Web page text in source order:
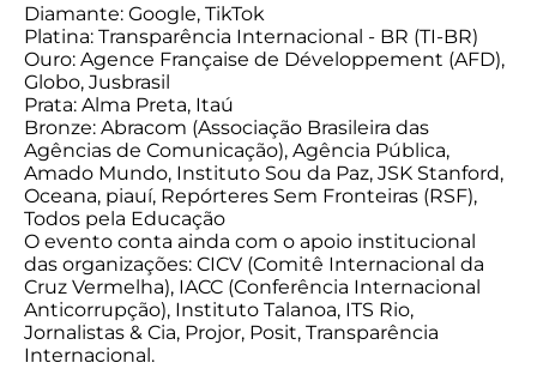
Diamante: Google, TikTok
Platina: Transparência Internacional - BR (TI-BR)
Ouro: Agence Française de Développement (AFD),
Globo, Jusbrasil
Prata: Alma Preta, Itaú
Bronze: Abracom (Associação Brasileira das
Agências de Comunicação), Agência Pública,
Amado Mundo, Instituto Sou da Paz, JSK Stanford,
Oceana, piauí, Repórteres Sem Fronteiras (RSF),
Todos pela Educação
O evento conta ainda com o apoio institucional
das organizações: CICV (Comitê Internacional da
Cruz Vermelha), IACC (Conferência Internacional
Anticorrupção), Instituto Talanoa, ITS Rio,
Jornalistas & Cia, Projor, Posit, Transparência
Internacional.